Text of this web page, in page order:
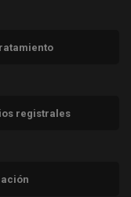
registrales